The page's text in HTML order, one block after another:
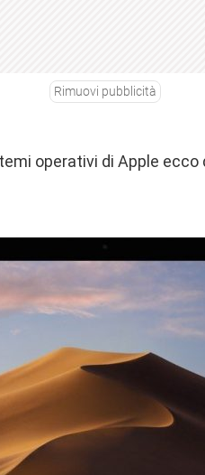
Rimuovi pubblicità
operativi di Apple ecco